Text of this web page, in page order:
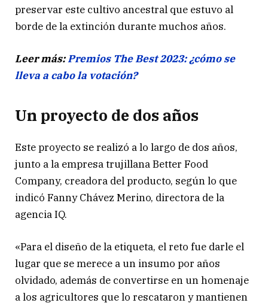
preservar este cultivo ancestral que estuvo al
borde de la extinción durante muchos años.
Leer más:Premios The Best 2023: ¿cómo se
lleva a cabo la votación?
Un proyecto de dos años
Este proyecto se realizó a lo largo de dos años,
junto a la empresa trujillana Better Food
Company, creadora del producto, según lo que
indicó Fanny Chávez Merino, directora de la
agencia IQ.
«Para el diseño de la etiqueta, el reto fue darle el
lugar que se merece a un insumo por años
olvidado, además de convertirse en un homenaje
a los agricultores que lo rescataron y mantienen